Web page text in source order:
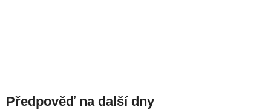
Předpověď na další dny